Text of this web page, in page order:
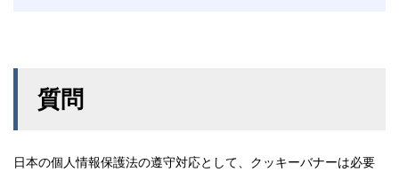
質問
日本の個人情報保護法の遵守対応として、クッキーバナーは必要